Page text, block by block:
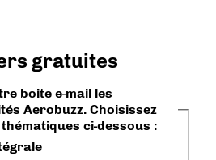
gratuites
boite e-mail les
Aerobuzz. Choisissez
ci-dessous :